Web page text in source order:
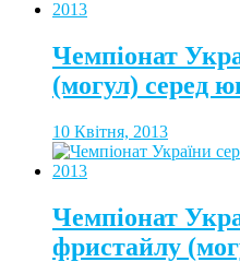
Чемпіонат
(могул) серед
10 Квітня, 2013
Чемпіонат
фристайлу